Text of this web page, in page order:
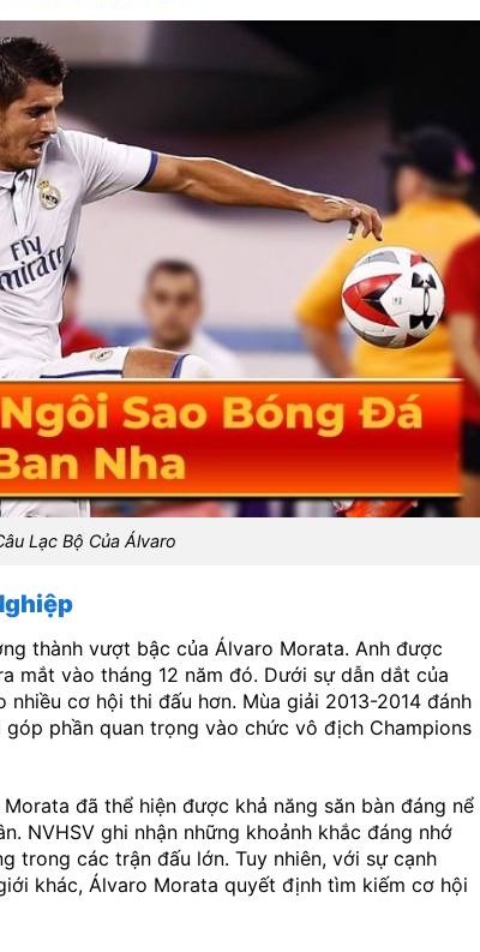
Lạc Bộ Của Álvaro
thành vượt bậc của Álvaro Morata. Anh được
mắt vào tháng 12 năm đó. Dưới sự dẫn dắt của
cơ hội thi đấu hơn. Mùa giải 2013-2014 đánh
phần quan trọng vào chức vô địch Champions
đã thể hiện được khả năng săn bàn đáng nể
NVHSV ghi nhận những khoảnh khắc đáng nhớ
trong các trận đấu lớn. Tuy nhiên, với sự cạnh
khác, Álvaro Morata quyết định tìm kiếm cơ hội